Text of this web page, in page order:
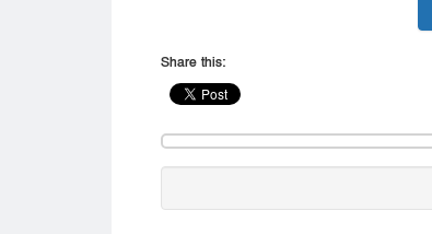
Share this: